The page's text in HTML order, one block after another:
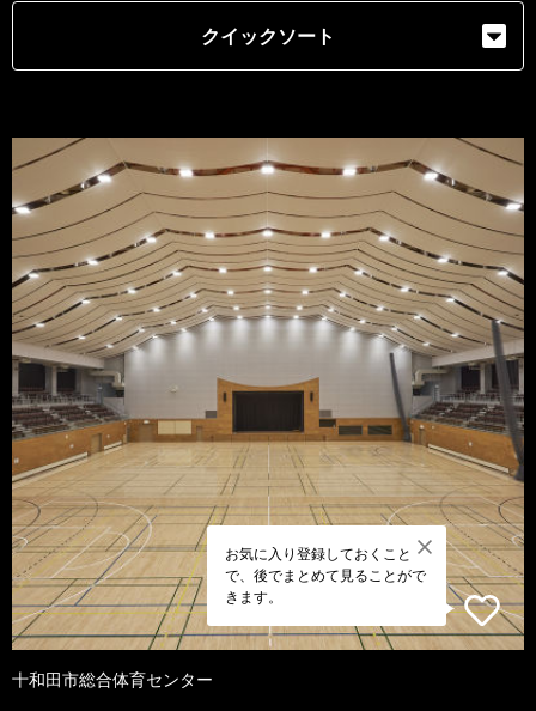
クイックソート
お気に入り登録しておくこと
で、後でまとめて見ることがで
きます。
十和田市総合体育センター